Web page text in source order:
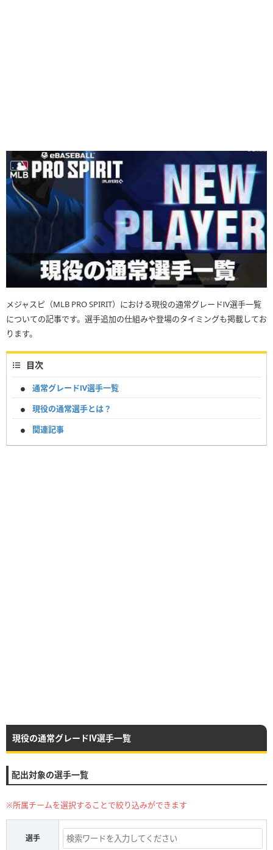
メジャスピ（MLB PRO SPIRIT）における現役の通常グレードⅣ選手一覧
についての記事です。選手追加の仕組みや登場のタイミングも掲載してお
ります。
目次
通常グレードⅣ選手一覧
現役の通常選手とは？
関連記事
現役の通常グレードⅣ選手一覧
配出対象の選手一覧
※所属チームを選択することで絞り込みができます
選手